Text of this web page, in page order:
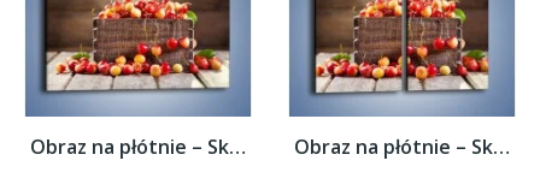
Obraz na płótnie – Skrzynka nazrywanych... Obraz na płótnie – Skrzynka nazrywanych...